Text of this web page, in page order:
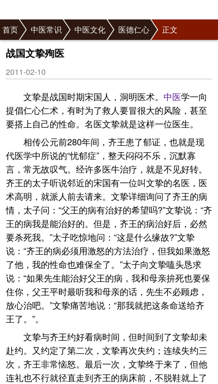
首页 中医常识 中医文化 医德仁心 正文
战国文挚殉医
2011-02-10
文挚是战国时期宋国人，洞明医术。 中医学一向
提倡仁心仁术，有时为了救人要冒很大的风险，甚至
要搭上自己的性命。名医文挚就是这样一位医生。
相传公元前280年间，齐王患了郁证，也就是现
代医学中所说的“忧郁症”，整天闷闷不乐，沉默寡
言，常无故叹气。经许多医牛治疗，就是不见好转。
齐王的太子听说邻近的宋国有一位叫文挚的名医，医
术高明，就派人前去请来。文挚详细询问了齐王的病
情，太子问：“父王的病有治好的希望吗?”文挚说：“齐
王的病我是能治好的。但是，齐王的病治好后，必然
要杀死我。”太子吃惊地问：“这是什么缘故?”文挚
说：“齐王的病必须用激怒的方法治疗，但我如果激怒
了他，我的性命也难保全了。”太子向文挚嗑头恳求
说：“如果先生能治好父王的病，我和母亲拚死也要保
住你，父王平时最听我和母亲的话，先生不必顾虑，
放心治吧。”文挚痛苦地说：“那我就把这条命送给齐
王了。”。
文挚与齐王约好看病时间，但时间到了文挚却未
赴约。又约定了第二次，文挚再次失约；连续失约三
次，齐王非常恼怒。最后一次，文挚终于来了，但他
连礼也不行就径直走到齐王的病床前，不脱鞋就上了